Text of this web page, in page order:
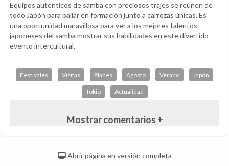
Equipos auténticos de samba con preciosos trajes se reúnen de
todo Japón para bailar en formación junto a carrozas únicas. Es
una oportunidad maravillosa para ver a los mejores talentos
japoneses del samba mostrar sus habilidades en este divertido
evento intercultural.
Festivales Visitas Planes Agosto Verano Japón
Tokio Actualidad
Mostrar comentarios +
Abrir página en versión completa